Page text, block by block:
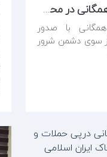
بیانیه فدراسیون ورزش‌های همگانی در محکومیت حمله به اماکن ورزشی
با صدور
سوی دشمن شرور